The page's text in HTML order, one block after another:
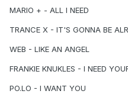
MARIO + - ALL I NEED
TRANCE X - IT'S GONNA BE
WEB - LIKE AN ANGEL
FRANKIE KNUKLES - I NEED
PO.LO - I WANT YOU